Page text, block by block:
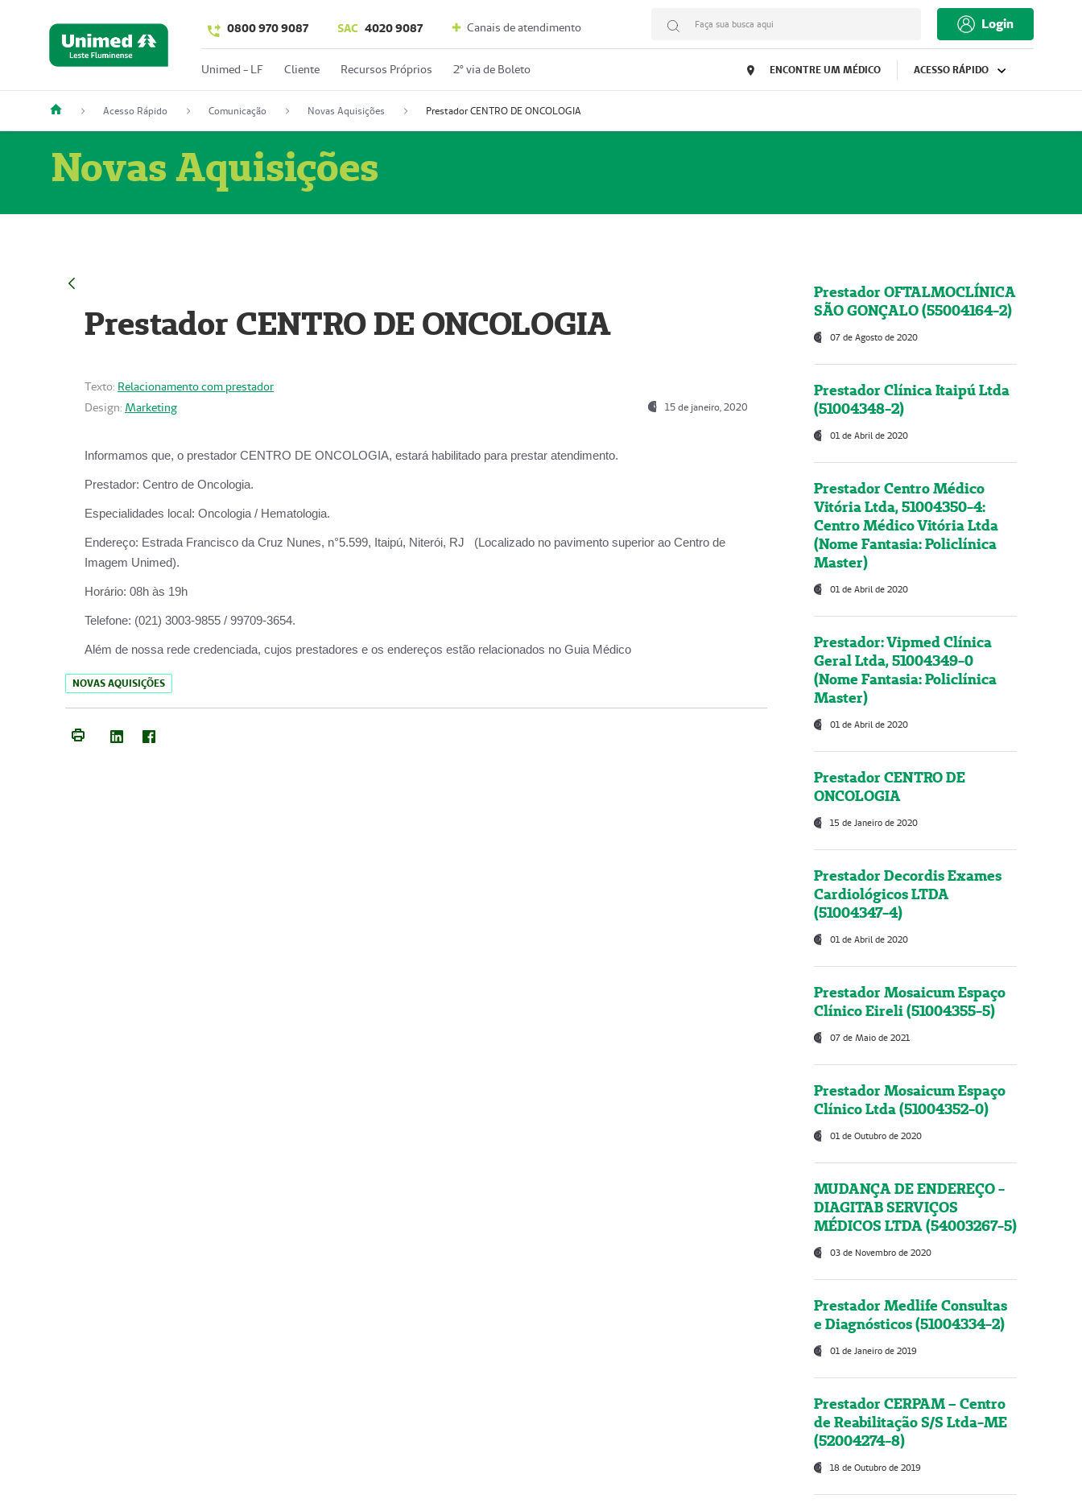
0800 970 9087 SAC 4020 9087 Canais de atendimento Faça sua busca aqui Login
Unimed - LF Cliente Recursos Próprios 2º via de Boleto ENCONTRE UM MÉDICO ACESSO RÁPIDO
Acesso Rápido Comunicação Novas Aquisições Prestador CENTRO DE ONCOLOGIA
Novas Aquisições
Prestador CENTRO DE ONCOLOGIA
Texto: Relacionamento com prestador
Design: Marketing 15 de janeiro, 2020
Informamos que, o prestador CENTRO DE ONCOLOGIA, estará habilitado para prestar atendimento.
Prestador: Centro de Oncologia.
Especialidades local: Oncologia / Hematologia.
Endereço: Estrada Francisco da Cruz Nunes, n°5.599, Itaipú, Niterói, RJ (Localizado no pavimento superior ao Centro de
Imagem Unimed).
Horário: 08h às 19h
Telefone: (021) 3003-9855 / 99709-3654.
Além de nossa rede credenciada, cujos prestadores e os endereços estão relacionados no Guia Médico
NOVAS AQUISIÇÕES
Prestador OFTALMOCLÍNICA
SÃO GONÇALO (55004164-2)
07 de Agosto de 2020
Prestador Clínica Itaipú Ltda
(51004348-2)
01 de Abril de 2020
Prestador Centro Médico
Vitória Ltda, 51004350-4:
Centro Médico Vitória Ltda
(Nome Fantasia: Policlínica
Master)
01 de Abril de 2020
Prestador: Vipmed Clínica
Geral Ltda, 51004349-0
(Nome Fantasia: Policlínica
Master)
01 de Abril de 2020
Prestador CENTRO DE
ONCOLOGIA
15 de Janeiro de 2020
Prestador Decordis Exames
Cardiológicos LTDA
(51004347-4)
01 de Abril de 2020
Prestador Mosaicum Espaço
Clínico Eireli (51004355-5)
07 de Maio de 2021
Prestador Mosaicum Espaço
Clínico Ltda (51004352-0)
01 de Outubro de 2020
MUDANÇA DE ENDEREÇO -
DIAGITAB SERVIÇOS
MÉDICOS LTDA (54003267-5)
03 de Novembro de 2020
Prestador Medlife Consultas
e Diagnósticos (51004334-2)
01 de Janeiro de 2019
Prestador CERPAM – Centro
de Reabilitação S/S Ltda-ME
(52004274-8)
18 de Outubro de 2019